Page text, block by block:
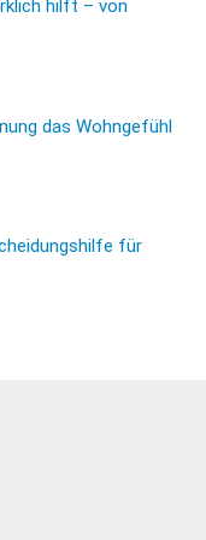
hilft – von
das Wohngefühl
für